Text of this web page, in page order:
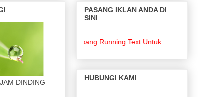
DINDING
PASANG IKLAN ANDA DI
SINI
Pasang Running Text Untuk Keperluan Bisnis
HUBUNGI KAMI